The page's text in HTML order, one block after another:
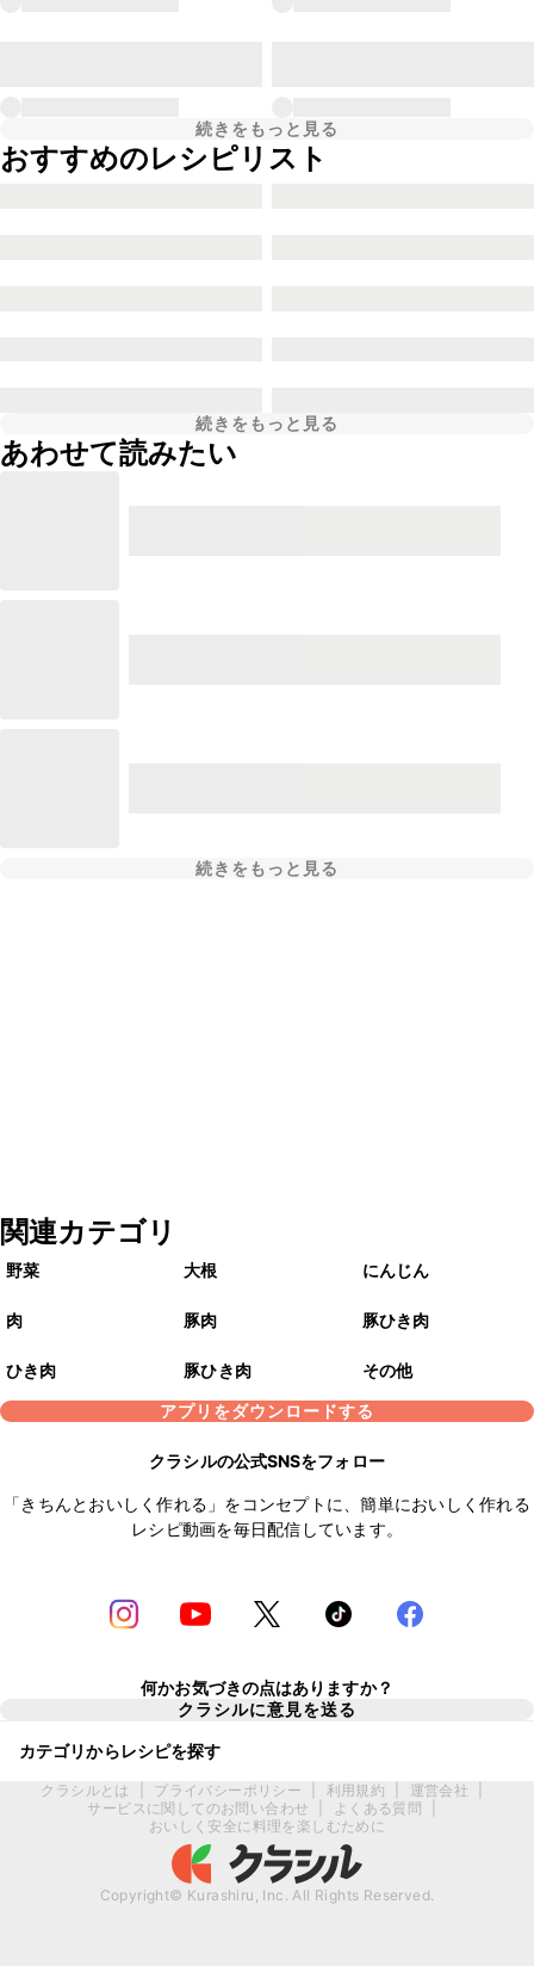
続きをもっと見る
おすすめのレシピリスト
続きをもっと見る
あわせて読みたい
続きをもっと見る
関連カテゴリ
野菜 大根 にんじん
肉 豚肉 豚ひき肉
ひき肉 豚ひき肉
その他
アプリをダウンロードする
クラシルの公式SNSをフォロー
「きちんとおいしく作れる」をコンセプトに、簡単においしく作れる
レシピ動画を毎日配信しています。
何かお気づきの点はありますか？
クラシルに意見を送る
カテゴリからレシピを探す
クラシルとは プライバシーポリシー 利用規約 運営会社
サービスに関してのお問い合わせ
よくある質問
おいしく安全に料理を楽しむために
Copyright© Kurashiru, Inc. All Rights Reserved.